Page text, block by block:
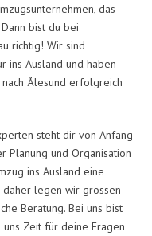
das
bist du bei
richtig! Wir sind
ins Ausland und haben
Ålesund erfolgreich
steht dir von Anfang
Planung und Organisation
ins Ausland eine
legen wir grossen
Beratung. Bei uns bist
Zeit für deine Fragen